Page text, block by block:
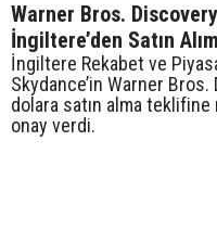
Warner Bros.
İngiltere’den Satın
İngiltere Rekabet ve
Skydance’in Warner
dolara satın alma teklifine
onay verdi.